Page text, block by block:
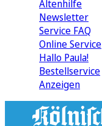
Altenhilfe
Newsletter
Service FAQ
Online Service
Hallo Paula!
Bestellservice
Anzeigen